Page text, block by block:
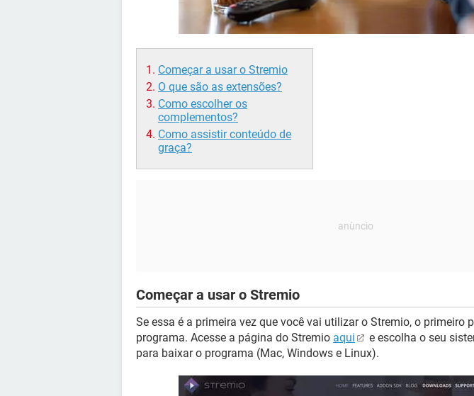
Começar a usar o Stremio
O que são as extensões?
Como escolher os
complementos?
Como assistir conteúdo de
graça?
Começar a usar o Stremio
Se essa é a primeira vez que você vai utilizar o Stremio, o primeiro
programa. Acesse a página do Stremio aqui
e escolha o seu
para baixar o programa (Mac, Windows e Linux).